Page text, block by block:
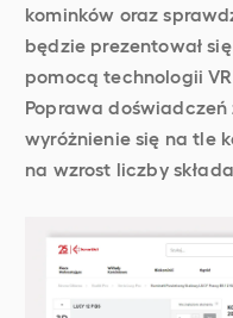
kominków oraz
będzie prezentował
pomocą technologii
Poprawa
wyróżnienie się na tle
na wzrost liczby